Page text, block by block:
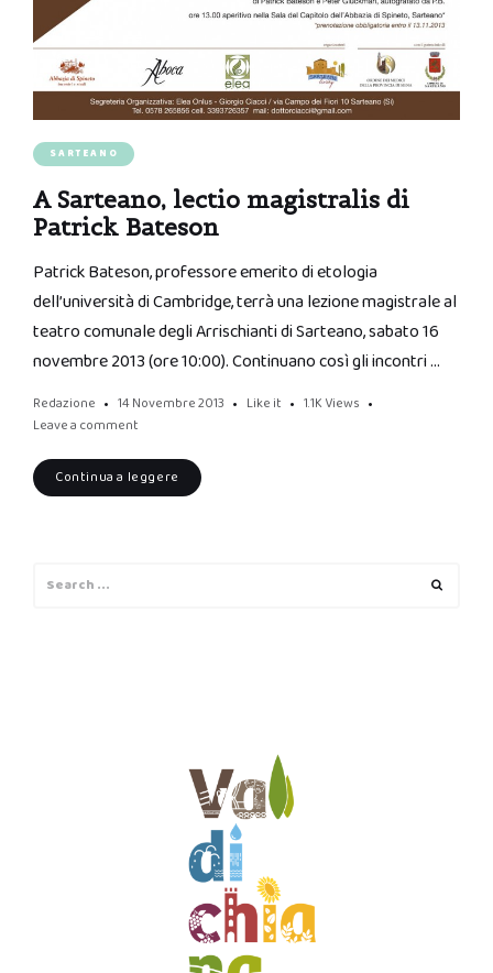
SARTEANO
A Sarteano, lectio magistralis di
Patrick Bateson
Patrick Bateson, professore emerito di etologia
dell’università di Cambridge, terrà una lezione magistrale al
teatro comunale degli Arrischianti di Sarteano, sabato 16
novembre 2013 (ore 10:00). Continuano così gli incontri …
Redazione 14 Novembre 2013 Like it 1.1K Views
Leave a comment
Continua a leggere